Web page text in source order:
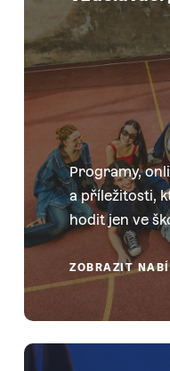
Programy,
a příležitosti,
hodit jen ve
ZOBRAZIT